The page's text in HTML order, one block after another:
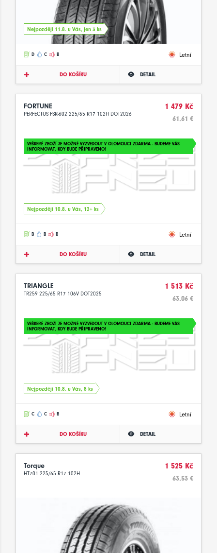
Nejpozději 11.8. u Vás, jen 3 ks
D C B Letní
DO KOŠÍKU DETAIL
FORTUNE
PERFECTUS FSR-602 225/65 R17 102H DOT2026
1 479 Kč
61.61 €
VEŠKERÉ ZBOŽÍ JE MOŽNÉ VYZVEDOUT V OLOMOUCI ZDARMA - BUDEME VÁS
INFORMOVAT, KDY BUDE PŘIPRAVENO!
Nejpozději 10.8. u Vás, 12+ ks
B B B Letní
DO KOŠÍKU DETAIL
TRIANGLE
TR259 225/65 R17 106V DOT2025
1 513 Kč
63.06 €
VEŠKERÉ ZBOŽÍ JE MOŽNÉ VYZVEDOUT V OLOMOUCI ZDARMA - BUDEME VÁS
INFORMOVAT, KDY BUDE PŘIPRAVENO!
Nejpozději 10.8. u Vás, 8 ks
C C B Letní
DO KOŠÍKU DETAIL
Torque
HT701 225/65 R17 102H
1 525 Kč
63.53 €